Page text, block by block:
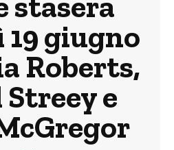
giugno
Roberts,
e